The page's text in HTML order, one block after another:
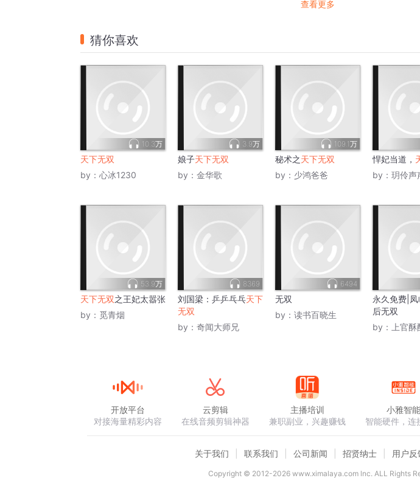
查看更多
猜你喜欢
10.3万
天下无双
by： 心冰1230
3.9万
娘子天下无双
by： 金华歌
109.1万
秘术之天下无双
by： 少鸿爸爸
悍妃当道，
by： 玥伶声
53.9万
天下无双之王妃太嚣张
by： 觅青烟
8369
刘国梁：乒乒乓乓天下
无双
by： 奇闻大师兄
6494
无双
by： 读书百晓生
永久免费|凤
后无双
by：
上官酥
开放平台
对接海量精彩内容
云剪辑
在线音频剪辑神器
主播培训
兼职副业，兴趣赚钱
小雅智能
智能硬件，连
关于我们 联系我们 公司新闻 招贤纳士 用户反
Copyright © 2012-2026www.ximalaya.com lnc. ALL Rights